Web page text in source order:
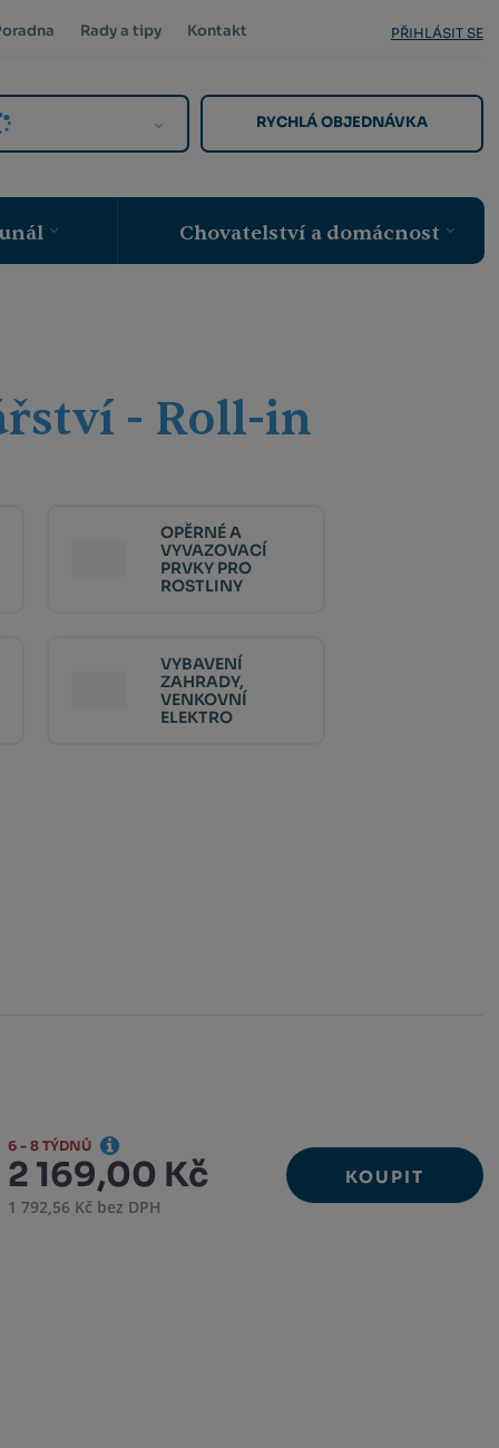
Rady a tipy Kontakt PŘIHLÁSIT SE
RYCHLÁ OBJEDNÁVKA
Chovatelství a domácnost
- Roll-in
OPĚRNÉ A
VYVAZOVACÍ
PRVKY PRO
ROSTLINY
VYBAVENÍ
ZAHRADY,
VENKOVNÍ
ELEKTRO
6 - 8 TÝDNŮ
2 169,00 Kč
1 792,56 Kč bez DPH
KOUPIT